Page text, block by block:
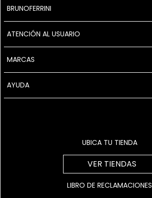
BRUNOFERRINI
ATENCIÓN AL USUARIO
MARCAS
AYUDA
UBICA TU TIENDA
VER TIENDAS
LIBRO DE RECLAMACIONES